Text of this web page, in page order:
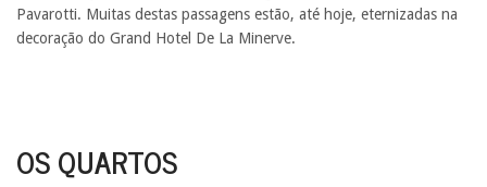
Pavarotti. Muitas destas passagens estão, até hoje, eternizadas na
decoração do Grand Hotel De La Minerve.
OS QUARTOS